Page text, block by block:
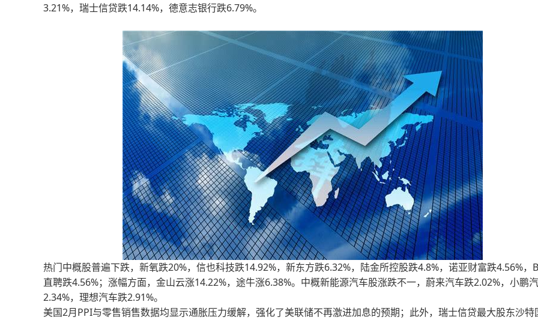
3.21%，瑞士信贷跌14.14%，德意志银行跌6.79%。
热门中概股普遍下跌，新氧跌20%，信也科技跌14.92%，新东方跌6.32%，陆金所控股跌4.8%，诺亚财富跌4.56%，
直聘跌4.56%；涨幅方面，金山云涨14.22%，途牛涨6.38%。中概新能源汽车股涨跌不一，蔚来汽车跌2.02%，小鹏
2.34%，理想汽车跌2.91%。
美国2月PPI与零售销售数据均显示通胀压力缓解，强化了美联储不再激进加息的预期；此外，瑞士信贷最大股东沙特